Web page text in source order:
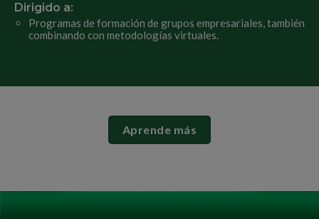
Dirigido a:
Programas de formación de grupos empresariales, también
combinando con metodologías virtuales.
Aprende más